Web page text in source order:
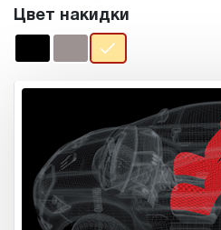
Цвет накидки